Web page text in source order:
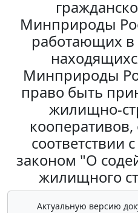
Минприроды
работающих в
Минприроды
право быть
жилищно-
соответствии
законом "О
жилищного
Актуальную версию